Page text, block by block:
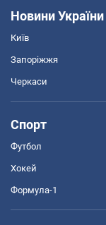
Новини України
Київ
Запоріжжя
Черкаси
Спорт
Футбол
Хокей
Формула-1